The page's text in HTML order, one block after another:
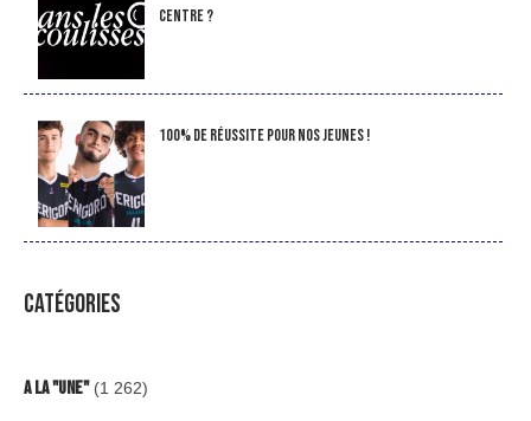
Centre ?
100% de réussite pour nos jeunes !
CATÉGORIES
A la "Une"(1 262)